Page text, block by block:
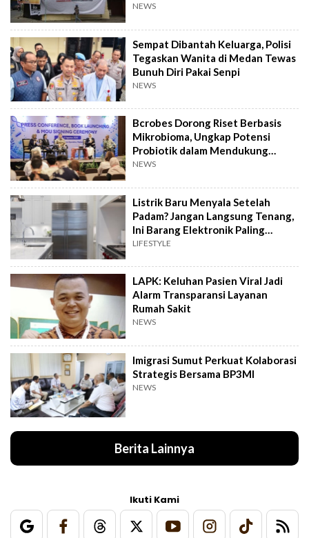
NEWS
Sempat Dibantah Keluarga, Polisi
Tegaskan Wanita di Medan Tewas
Bunuh Diri Pakai Senpi
NEWS
Bcrobes Dorong Riset Berbasis
Mikrobioma, Ungkap Potensi
Probiotik dalam Mendukung
Terapi Jerawat
NEWS
Listrik Baru Menyala Setelah
Padam? Jangan Langsung Tenang,
Ini Barang Elektronik Paling
Rawan Rusak
LIFESTYLE
LAPK: Keluhan Pasien Viral Jadi
Alarm Transparansi Layanan
Rumah Sakit
NEWS
Imigrasi Sumut Perkuat Kolaborasi
Strategis Bersama BP3MI
NEWS
Berita Lainnya
Ikuti Kami